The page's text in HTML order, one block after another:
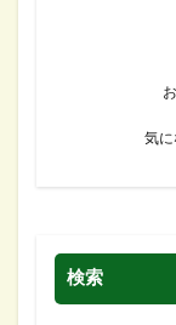
気に
検索